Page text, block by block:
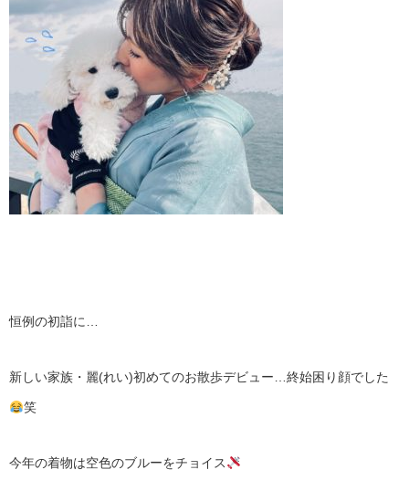
恒例の初詣に…
新しい家族・麗(れい)初めてのお散歩デビュー…終始困り顔でした
笑
今年の着物は空色のブルーをチョイス